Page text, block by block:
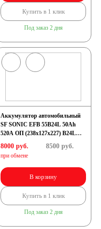
Купить в 1 клик
Под заказ 2 дня
Аккумулятор автомобильный
SF SONIC EFB 55B24L 50Ah
520A ОП (238x127x227) B24L
тонк.кл
8000 руб.
при обмене
8500руб.
В корзину
Купить в 1 клик
Под заказ 2 дня